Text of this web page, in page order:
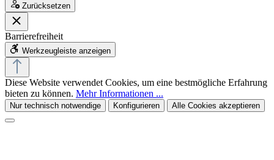
Zurücksetzen
Barrierefreiheit
Werkzeugleiste anzeigen
Diese Website verwendet Cookies, um eine bestmögliche Erfahrung
bieten zu können. Mehr Informationen ...
Nur technisch notwendige Konfigurieren Alle Cookies akzeptieren